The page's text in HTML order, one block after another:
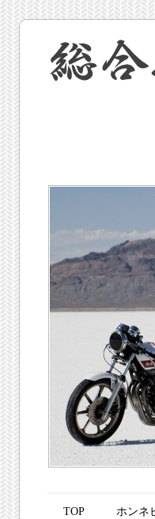
Main menu
Skip to content
TOP ホンネ